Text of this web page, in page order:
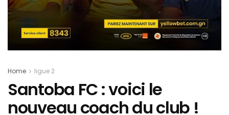
Home ligue 2
Santoba FC : voici le
nouveau coach du club !